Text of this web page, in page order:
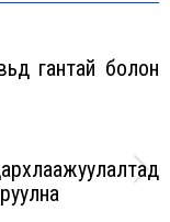
гантай болон